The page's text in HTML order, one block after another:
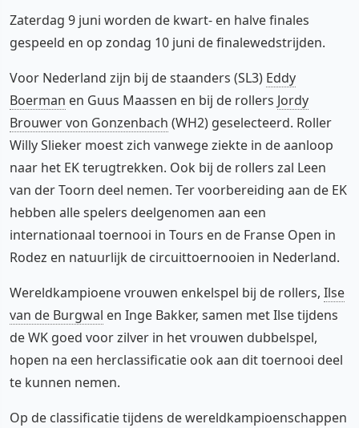
Zaterdag 9 juni worden de kwart- en halve finales
gespeeld en op zondag 10 juni de finalewedstrijden.
Voor Nederland zijn bij de staanders (SL3) Eddy
Boerman en Guus Maassen en bij de rollers Jordy
Brouwer von Gonzenbach (WH2) geselecteerd. Roller
Willy Slieker moest zich vanwege ziekte in de aanloop
naar het EK terugtrekken. Ook bij de rollers zal Leen
van der Toorn deel nemen. Ter voorbereiding aan de EK
hebben alle spelers deelgenomen aan een
internationaal toernooi in Tours en de Franse Open in
Rodez en natuurlijk de circuittoernooien in Nederland.
Wereldkampioene vrouwen enkelspel bij de rollers, Ilse
van de Burgwal en Inge Bakker, samen met Ilse tijdens
de WK goed voor zilver in het vrouwen dubbelspel,
hopen na een herclassificatie ook aan dit toernooi deel
te kunnen nemen.
Op de classificatie tijdens de wereldkampioenschappen